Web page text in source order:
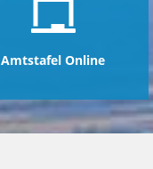
Amtstafel Online